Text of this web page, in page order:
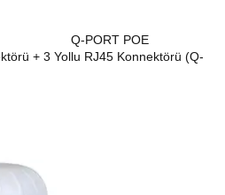
Q-PORT POE
+ 3 Yollu RJ45 Konnektörü (Q-